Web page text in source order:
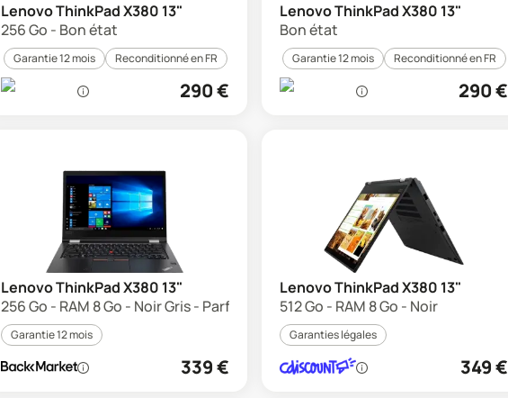
Lenovo ThinkPad X380 13"
256 Go - Bon état
Garantie 12 mois Reconditionné en FR
290€
Lenovo ThinkPad X380 13"
Bon état
Garantie 12 mois Reconditionné en FR
290€
Lenovo ThinkPad X380 13"
256 Go - RAM 8 Go - Noir Gris - Parfait état
Garantie 12 mois
339€
Lenovo ThinkPad X380 13"
512 Go - RAM 8 Go - Noir
Garanties légales
349€